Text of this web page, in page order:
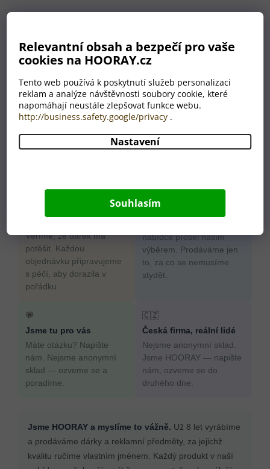
Relevantní obsah a bezpečí pro vaše
cookies na HOORAY.cz
Tento web používá k poskytnutí služeb personalizaci
reklam a analýze návštěvnosti soubory cookie, které
napomáhají neustále zlepšovat funkce webu.
http://business.safety.google/privacy .
Nastavení
Souhlasím
Materiály
Recyklovaný ABS, Nerezová
ocel, Kov
Rozměr
33×57×4 mm
Hmotnost
11 g
Barva
modrá
Země původu
CN
Věříme, že dárek má
potěšit. Každou
objednávku připravujeme
s péčí, aby dorazila v
pořádku.
Odborný výběr produktů
nabídce prošel naším
výběrem. Prodáváme jen
to, za co se nemusíme
stydět.
💬
Jsme tu pro vás
Máte otázku? Napište
nám. Nejsme anonymní
sklad — ozveme se a
poradíme.
🇨🇿
Česká firma, reální lidé
Nejsme anonymní sklad.
Jsme HOORAY — napište
nám, ozveme se do
druhého dne.
Jsme HOORAY a myslíme to vážně. Už 8 let vyrábíme
a prodáváme dárky a reklamní předměty, za jejichž
kvalitu ručíme vlastním jménem. Každý produkt v naší